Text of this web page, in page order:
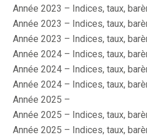
Année 2023 – Indices, taux,
Année 2023 – Indices, taux,
Année 2023 – Indices, taux,
Année 2024 – Indices, taux,
Année 2024 – Indices, taux,
Année 2024 – Indices, taux,
Année 2025 –
Année 2025 – Indices, taux,
Année 2025 – Indices, taux,